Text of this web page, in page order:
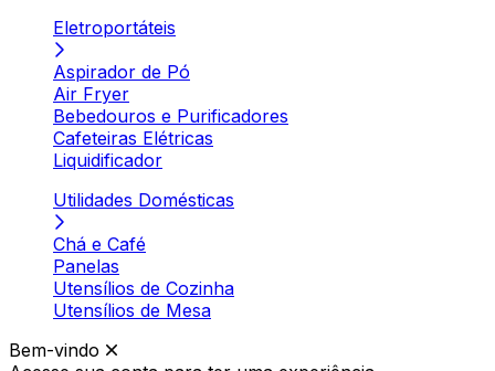
Eletroportáteis
Aspirador de Pó
Air Fryer
Bebedouros e Purificadores
Cafeteiras Elétricas
Liquidificador
Utilidades Domésticas
Chá e Café
Panelas
Utensílios de Cozinha
Utensílios de Mesa
Bem-vindo